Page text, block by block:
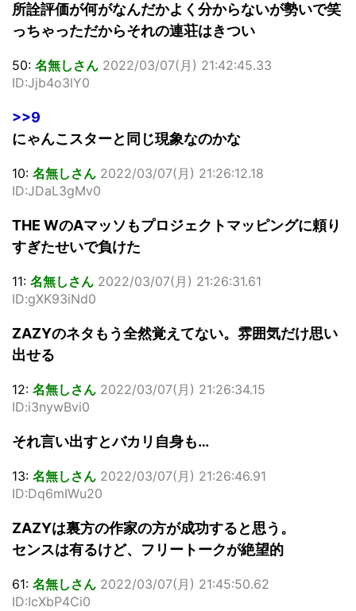
所詮評価が何がなんだかよく分からないが勢いで笑
っちゃっただからそれの連荘はきつい
50: 名無しさん 2022/03/07(月) 21:42:45.33
ID:Jjb4o3lY0
>>9
にゃんこスターと同じ現象なのかな
10: 名無しさん 2022/03/07(月) 21:26:12.18
ID:JDaL3gMv0
THE WのAマッソもプロジェクトマッピングに頼り
すぎたせいで負けた
11: 名無しさん 2022/03/07(月) 21:26:31.61
ID:gXK93iNd0
ZAZYのネタもう全然覚えてない。雰囲気だけ思い
出せる
12: 名無しさん 2022/03/07(月) 21:26:34.15
ID:i3nywBvi0
それ言い出すとバカリ自身も…
13: 名無しさん 2022/03/07(月) 21:26:46.91
ID:Dq6mIWu20
ZAZYは裏方の作家の方が成功すると思う。
センスは有るけど、フリートークが絶望的
61: 名無しさん 2022/03/07(月) 21:45:50.62
ID:IcXbP4Ci0